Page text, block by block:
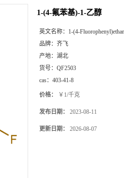
1-(4-氟苯基)-1-乙醇
英文名称： 1-(4-
品牌： 齐飞
产地： 湖北
货号： QF2503
cas： 403-41-8
价格： ￥1/千克
发布日期： 2023-08-11
更新日期： 2026-08-07